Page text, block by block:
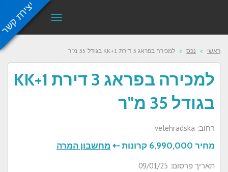
תפריט
ראשי » נכס » למכירה בפראג 3 דירת 1+KK בגודל 35 מ"ר
למכירה בפראג 3 דירת 1+KK
בגודל 35 מ"ר
רחוב: velehradska
מחיר 6,990,000 קרונות ⇠ מחשבון המרה
תאריך פרסום: 09/01/25
יצירת קשר